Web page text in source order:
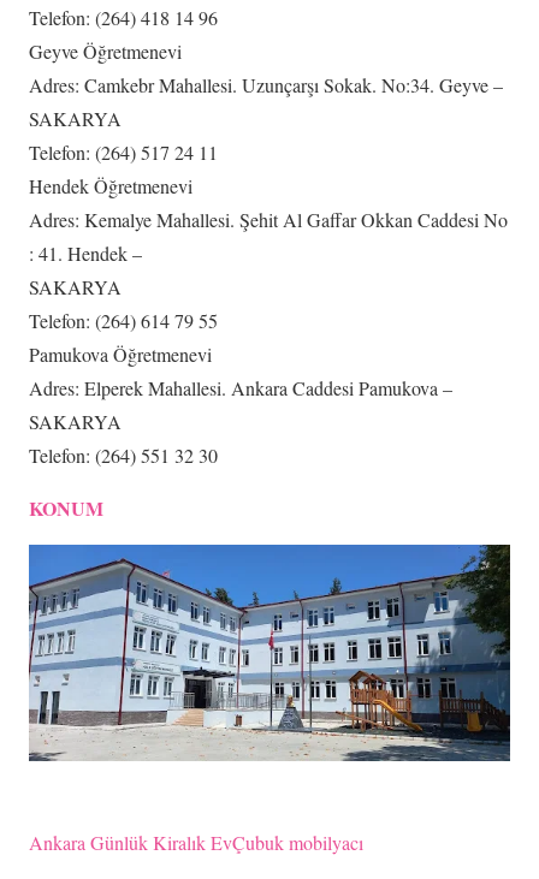
Telefon: (264) 418 14 96
Geyve Öğretmenevi
Adres: Camkebr Mahallesi. Uzunçarşı Sokak. No:34. Geyve –
SAKARYA
Telefon: (264) 517 24 11
Hendek Öğretmenevi
Adres: Kemalye Mahallesi. Şehit Al Gaffar Okkan Caddesi No
: 41. Hendek –
SAKARYA
Telefon: (264) 614 79 55
Pamukova Öğretmenevi
Adres: Elperek Mahallesi. Ankara Caddesi Pamukova –
SAKARYA
Telefon: (264) 551 32 30
KONUM
Ankara Günlük Kiralık EvÇubuk mobilyacı